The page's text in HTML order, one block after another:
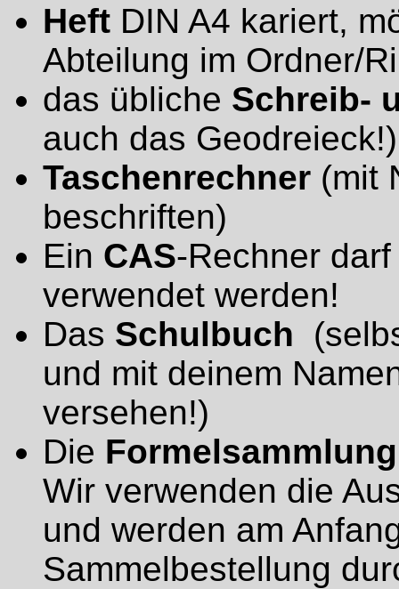
Heft DIN A4 kariert,
Abteilung im Ordner/
das übliche Schreib-
auch das Geodreieck!)
Taschenrechner (mit
beschriften)
Ein CAS-Rechner
verwendet werden!
Das Schulbuch
und mit deinem
versehen!)
Die Formelsammlung
Wir verwenden die
und werden am
Sammelbestellung